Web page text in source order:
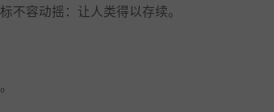
不容动摇：让人类得以存续。